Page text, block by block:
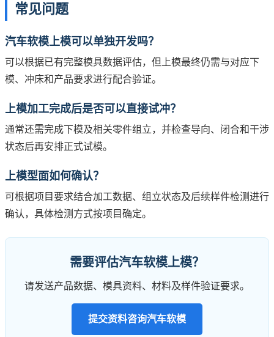
常见问题
汽车软模上模可以单独开发吗？
可以根据已有完整模具数据评估，但上模最终仍需与对应下
模、冲床和产品要求进行配合验证。
上模加工完成后是否可以直接试冲？
通常还需完成下模及相关零件组立，并检查导向、闭合和干涉
状态后再安排正式试模。
上模型面如何确认？
可根据项目要求结合加工数据、组立状态及后续样件检测进行
确认，具体检测方式按项目确定。
需要评估汽车软模上模？
请发送产品数据、模具资料、材料及样件验证要求。
提交资料咨询汽车软模